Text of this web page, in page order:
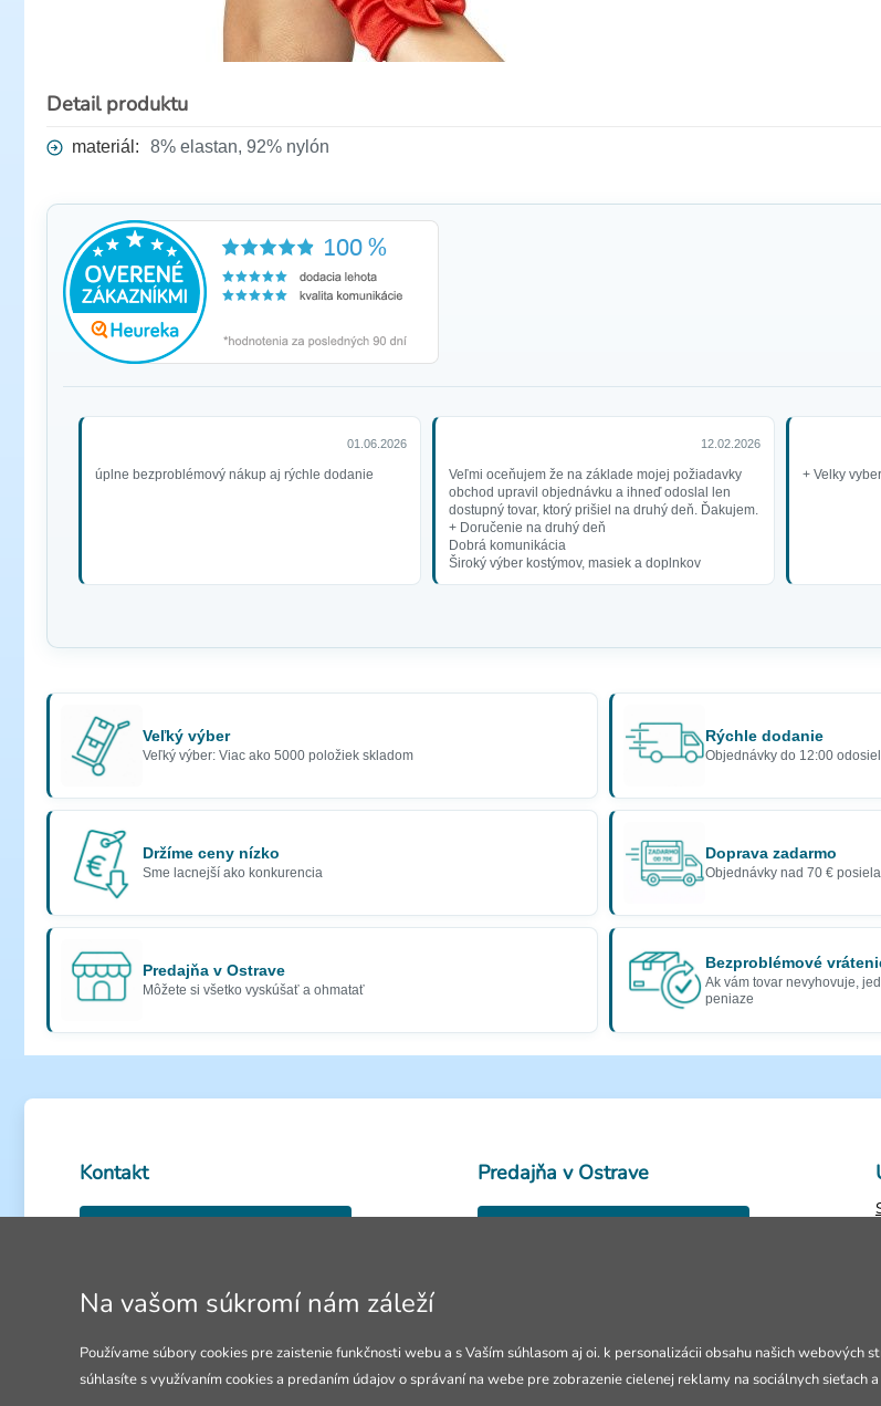
Detail produktu
materiál: 8% elastan, 92% nylón
01.06.2026
úplne bezproblémový nákup aj rýchle dodanie
12.02.2026
Veľmi oceňujem že na základe mojej požiadavky
obchod upravil objednávku a ihneď odoslal len
dostupný tovar, ktorý prišiel na druhý deň. Ďakujem.
+ Doručenie na druhý deň
Dobrá komunikácia
Široký výber kostýmov, masiek a doplnkov
+ Velky
Veľký výber
Veľký výber: Viac ako 5000 položiek skladom
Rýchle dodanie
Objednávky do 12:00
Držíme ceny nízko
Sme lacnejší ako konkurencia
Doprava zadarmo
Objednávky nad 70 €
Predajňa v Ostrave
Môžete si všetko vyskúšať a ohmatať
Bezproblémové
Ak vám tovar nevyhovuje,
peniaze
Kontakt
info@4lol.cz
Radi Vám poradíme a pomôžeme.
Predajňa v Ostrave
Na vašom súkromí nám záleží
Používame súbory cookies pre zaistenie funkčnosti webu a s Vaším súhlasom aj oi. k personalizácii obsahu našich webových
súhlasíte s využívaním cookies a predaním údajov o správaní na webe pre zobrazenie cielenej reklamy na sociálnych sieťach